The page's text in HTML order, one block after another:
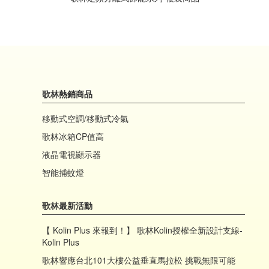
歌林熱銷商品
移動式空調/移動式冷氣
歌林冰箱CP值高
液晶電視顯示器
智能捕蚊燈
歌林最新活動
【 Kolin Plus 來報到！】 歌林Kolin授權全新設計支線-
Kolin Plus
歌林響應台北101大樓公益垂直馬拉松 挑戰無限可能